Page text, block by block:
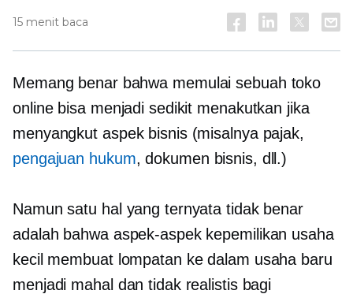
15 menit baca
Memang benar bahwa memulai sebuah toko
online bisa menjadi sedikit menakutkan jika
menyangkut aspek bisnis (misalnya pajak,
pengajuan hukum, dokumen bisnis, dll.)
Namun satu hal yang ternyata tidak benar
adalah bahwa aspek-aspek kepemilikan usaha
kecil membuat lompatan ke dalam usaha baru
menjadi mahal dan tidak realistis bagi